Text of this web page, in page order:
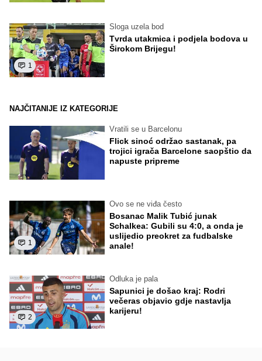
1
Sloga uzela bod
Tvrda utakmica i podjela bodova u
Širokom Brijegu!
NAJČITANIJE IZ KATEGORIJE
Vratili se u Barcelonu
Flick sinoć održao sastanak, pa
trojici igrača Barcelone saopštio da
napuste pripreme
1
Ovo se ne viđa često
Bosanac Malik Tubić junak
Schalkea: Gubili su 4:0, a onda je
uslijedio preokret za fudbalske
anale!
2
Odluka je pala
Sapunici je došao kraj: Rodri
večeras objavio gdje nastavlja
karijeru!